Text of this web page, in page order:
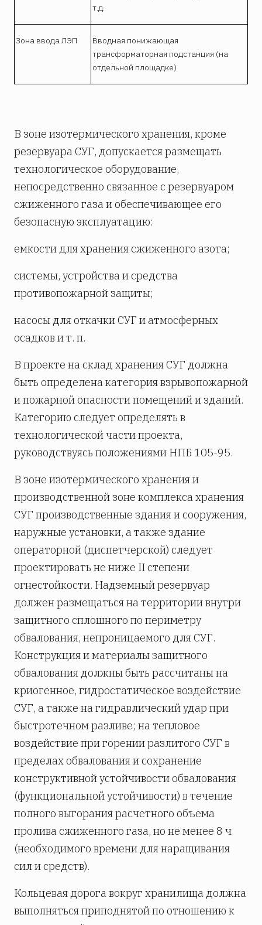
т.д.
Зона ввода ЛЭП
Вводная понижающая
трансформаторная подстанция (на
отдельной площадке)
В зоне изотермического хранения, кроме
резервуара СУГ, допускается размещать
технологическое оборудование,
непосредственно связанное с резервуаром
сжиженного газа и обеспечивающее его
безопасную эксплуатацию:
емкости для хранения сжиженного азота;
системы, устройства и средства
противопожарной защиты;
насосы для откачки СУГ и атмосферных
осадков и т. п.
В проекте на склад хранения СУГ должна
быть определена категория взрывопожарной
и пожарной опасности помещений и зданий.
Категорию следует определять в
технологической части проекта,
руководствуясь положениями НПБ 105-95.
В зоне изотермического хранения и
производственной зоне комплекса хранения
СУГ производственные здания и сооружения,
наружные установки, а также здание
операторной (диспетчерской) следует
проектировать не ниже II степени
огнестойкости. Надземный резервуар
должен размещаться на территории внутри
защитного сплошного по периметру
обвалования, непроницаемого для СУГ.
Конструкция и материалы защитного
обвалования должны быть рассчитаны на
криогенное, гидростатическое воздействие
СУГ, а также на гидравлический удар при
быстротечном разливе; на тепловое
воздействие при горении разлитого СУГ в
пределах обвалования и сохранение
конструктивной устойчивости обвалования
(функциональной устойчивости) в течение
полного выгорания расчетного объема
пролива сжиженного газа, но не менее 8 ч
(необходимого времени для наращивания
сил и средств).
Кольцевая дорога вокруг хранилища должна
выполняться приподнятой по отношению к